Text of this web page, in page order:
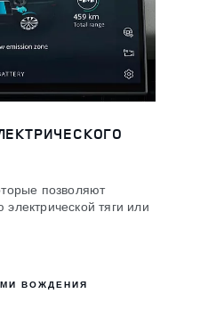
позволяют
тяги или
ВОЖДЕНИЯ